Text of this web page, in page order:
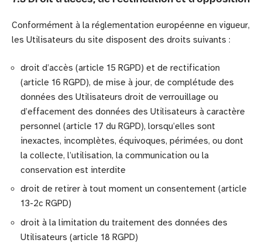
Conformément à la réglementation européenne en vigueur,
les Utilisateurs du site disposent des droits suivants :
droit d’accès (article 15 RGPD) et de rectification
(article 16 RGPD), de mise à jour, de complétude des
données des Utilisateurs droit de verrouillage ou
d’effacement des données des Utilisateurs à caractère
personnel (article 17 du RGPD), lorsqu’elles sont
inexactes, incomplètes, équivoques, périmées, ou dont
la collecte, l’utilisation, la communication ou la
conservation est interdite
droit de retirer à tout moment un consentement (article
13-2c RGPD)
droit à la limitation du traitement des données des
Utilisateurs (article 18 RGPD)